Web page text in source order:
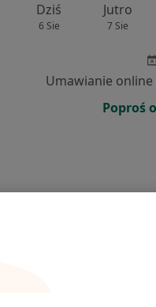
Dziś
6 Sie
Jutro
7 Sie
Umawianie
Poproś